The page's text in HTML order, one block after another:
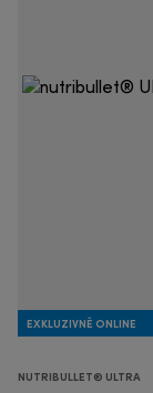
EXKLUZIVNĚ ONLINE
NUTRIBULLET® ULTRA